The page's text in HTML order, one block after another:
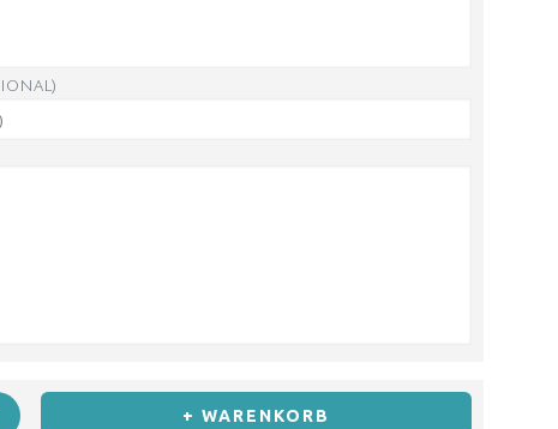
+ WARENKORB